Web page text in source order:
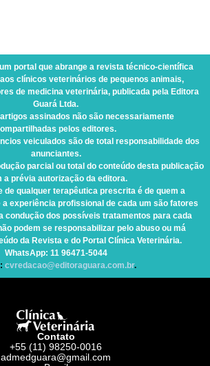
portal que abrange a revista técnico-científica
clínicos veterinários de pequenos animais,
de medicina veterinária, publicada pela Editora
Guará Ltda.
assinados não são necessariamente
pelos editores.
veiculados são de total responsabilidade dos
anunciantes.
parcial ou total do conteúdo desta publicação
a prévia autorização da editora.
de qualquer terapêutica prescrita é de quem a
experiência profissional de cada um são fatores
condução dos possíveis tratamentos para cada
podem se responsabilizar pelo abuso ou má
da Revista e do Portal Clínica Veterinária.
WhatsApp: 11 96471-5044
cvredacao@editoraguara.com.br.
Contato
+55 (11) 98250-0016
admedguara@gmail.com